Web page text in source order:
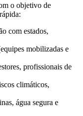
o objetivo de
com estados,
mobilizadas e
profissionais de
climáticos,
água segura e